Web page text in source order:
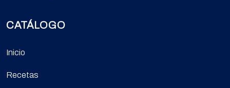
CATÁLOGO
Inicio
Recetas